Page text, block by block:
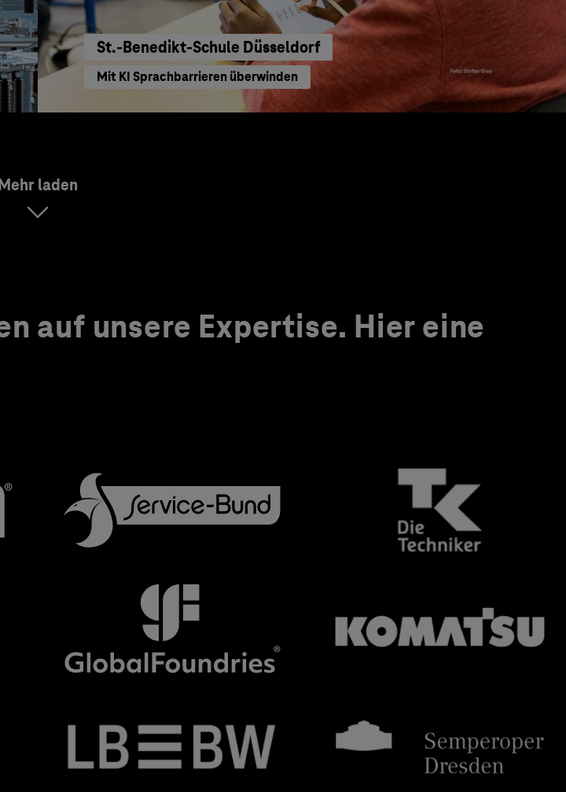
St.-Benedikt-Schule Düsseldorf
Mit KI Sprachbarrieren überwinden
laden
auf unsere Expertise. Hier eine